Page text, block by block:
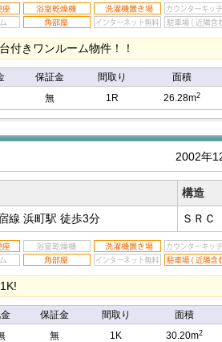
付きワンルーム物件！！
保証金 間取り 面積
無 1R 26.28m2
2002年
構造
線 浜町駅 徒歩3分 ＳＲＣ
保証金 間取り 面積
無 1K 30.20m2